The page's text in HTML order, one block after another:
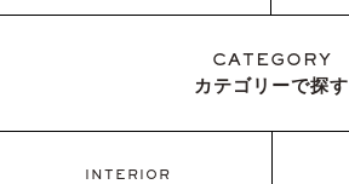
CATEGORY
カテゴリーで探す
INTERIOR